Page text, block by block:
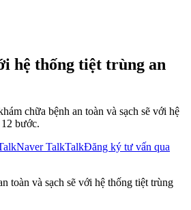
hệ thống tiệt trùng an
chữa bệnh an toàn và sạch sẽ với hệ
bước.
Naver TalkTalkĐăng ký tư vấn qua
toàn và sạch sẽ với hệ thống tiệt trùng